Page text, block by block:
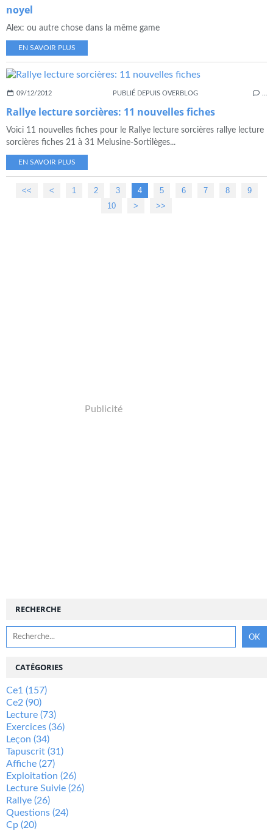
noyel
Alex: ou autre chose dans la même game
EN SAVOIR PLUS
09/12/2012 PUBLIÉ DEPUIS OVERBLOG
Rallye lecture sorcières: 11 nouvelles fiches
Voici 11 nouvelles fiches pour le Rallye lecture sorcières rallye lecture
sorcières fiches 21 à 31 Melusine-Sortilèges...
EN SAVOIR PLUS
<< < 1 2 3 4 5 6 7 8
9
10
20
> >>
Publicité
RECHERCHE
CATÉGORIES
Ce1 (157)
Ce2 (90)
Lecture (73)
Exercices (36)
Leçon (34)
Tapuscrit (31)
Affiche (27)
Exploitation (26)
Lecture Suivie (26)
Rallye (26)
Questions (24)
Cp (20)